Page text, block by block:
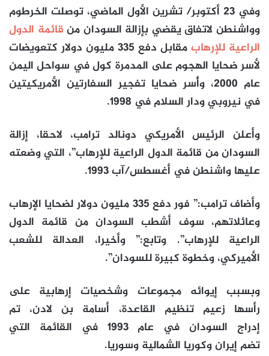
وفي 23 أكتوبر/ تشرين الأول الماضي، توصلت الخرطوم
وواشنطن لاتفاق يقضي بإزالة السودان من قائمة الدول
الراعية للإرهاب
مقابل دفع 335 مليون دولار كتعويضات
لأسر ضحايا الهجوم على المدمرة كول في سواحل اليمن
عام 2000، وأُسر ضحايا تفجير السفارتين الأمريكيتين
في نيروبي ودار السلام في 1998.
وأعلن الرئيس الأمريكي دونالد ترامب، لاحقا، إزالة
السودان من قائمة الدول الراعية للإرهاب”، التي وضعته
عليها واشنطن في أغسطس/آب 1993.
وأضاف ترامب:” فور دفع 335 مليون دولار لضحايا الإرهاب
وعائلاتهم، سوف أشطب السودان من قائمة الدول
الراعية للإرهاب”. وتابع:” وأخيرا، العدالة للشعب
الأميركي، وخطوة كبيرة للسودان”.
وبسبب إيوائه مجموعات وشخصيات إرهابية على
رأسها زعيم تنظيم القاعدة، أسامة بن لادن، تم
إدراج السودان في عام 1993 في القائمة التي
تضم إيران وكوريا الشمالية وسوريا.